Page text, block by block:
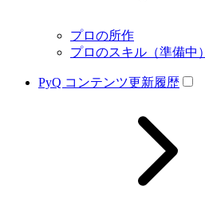
プロの所作
プロのスキル（準備中）
PyQ コンテンツ更新履歴